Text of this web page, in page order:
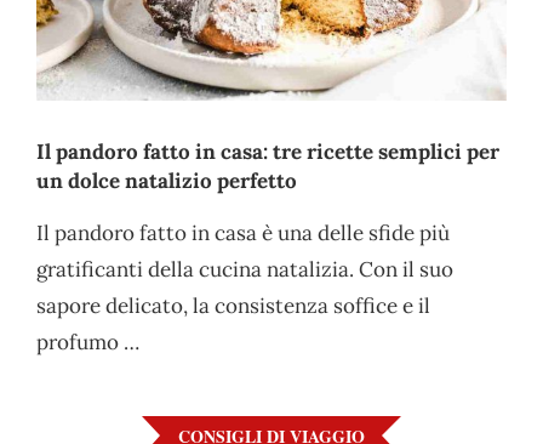
Il pandoro fatto in casa: tre ricette semplici per
un dolce natalizio perfetto
Il pandoro fatto in casa è una delle sfide più
gratificanti della cucina natalizia. Con il suo
sapore delicato, la consistenza soffice e il
profumo …
CONSIGLI DI VIAGGIO